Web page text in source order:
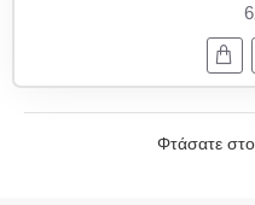
Φτάσατε στο